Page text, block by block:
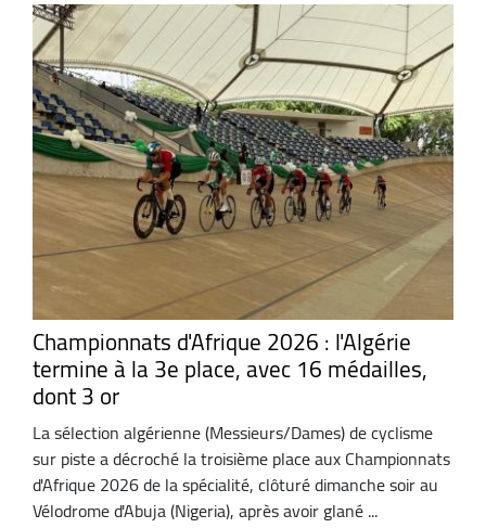
Championnats d'Afrique 2026 : l'Algérie
termine à la 3e place, avec 16 médailles,
dont 3 or
La sélection algérienne (Messieurs/Dames) de cyclisme
sur piste a décroché la troisième place aux Championnats
d'Afrique 2026 de la spécialité, clôturé dimanche soir au
Vélodrome d'Abuja (Nigeria), après avoir glané ...